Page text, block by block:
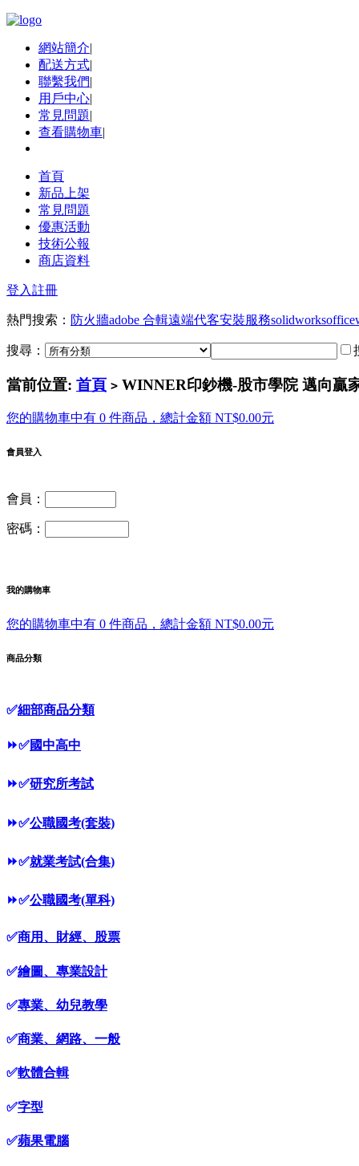
網站簡介|
配送方式|
聯繫我們|
用戶中心|
常見問題|
查看購物車|
首頁
新品上架
常見問題
優惠活動
技術公報
商店資料
登入註冊
熱門搜索： 防火牆adobe 合輯遠端代客安裝服務solidworksoffice
搜尋：
當前位置: 首頁 > WINNER印鈔機-股市學院 邁向贏
您的購物車中有 0 件商品，總計金額 NT$0.00元
會員登入
會員：
密碼：
我的購物車
您的購物車中有 0 件商品，總計金額 NT$0.00元
商品分類
✅細部商品分類
⏩✅國中高中
⏩✅研究所考試
⏩✅公職國考(套裝)
⏩✅就業考試(合集)
⏩✅公職國考(單科)
✅商用、財經、股票
✅繪圖、專業設計
✅專業、幼兒教學
✅商業、網路、一般
✅軟體合輯
✅字型
✅蘋果電腦